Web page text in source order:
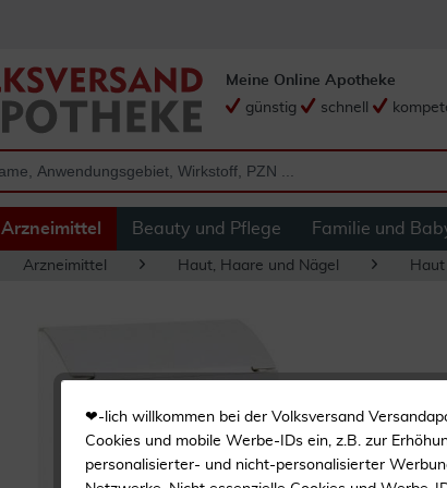
Meine Online Apotheke
günstig
schnell
Arzneimittel Beauty und Pflege Familie und
Arzneimittel Haut, Haare und Nägel Haut
❤-lich willkommen bei der Volksversand
Cookies und mobile Werbe-IDs ein, z.B. zur
personalisierter- und nicht-personalisierter